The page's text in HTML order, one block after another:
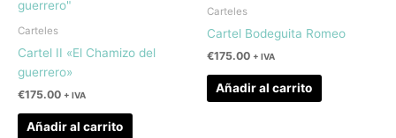
Carteles
Cartel II «El Chamizo del
guerrero»
€175.00 + IVA
Añadir al carrito
Carteles
Cartel Bodeguita Romeo
€175.00 + IVA
Añadir al carrito